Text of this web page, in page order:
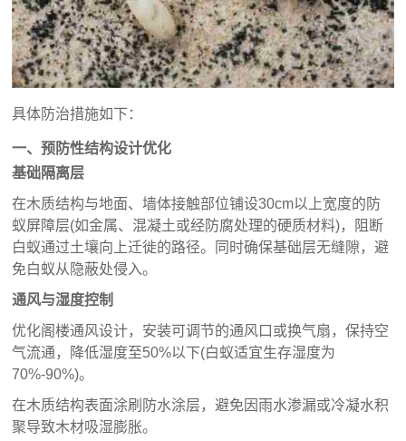
具体防治措施如下：
一、预防性结构设计优化
基础隔离层
在木质结构与地面、墙体接触部位铺设30cm以上宽度的防
蚁屏障层(如金属、混凝土或经防腐处理的硬质材料)，阻断
白蚁通过土壤向上迁徙的路径。同时确保基础层无缝隙，避
免白蚁从隐蔽处侵入。
通风与湿度控制
优化阁楼通风设计，安装可调节的通风口或换气扇，保持空
气流通，降低湿度至50%以下(白蚁适宜生存湿度为
70%-90%)。
在木质结构表面涂刷防水涂层，避免因雨水渗漏或冷凝水积
聚导致木材吸湿膨胀。